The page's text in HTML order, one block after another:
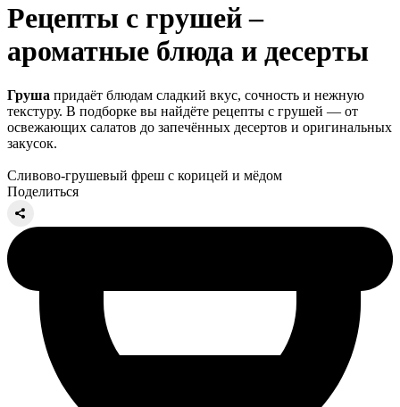
Рецепты с грушей –
ароматные блюда и десерты
Груша придаёт блюдам сладкий вкус, сочность и нежную
текстуру. В подборке вы найдёте рецепты с грушей — от
освежающих салатов до запечённых десертов и оригинальных
закусок.
Сливово-грушевый фреш с корицей и мёдом
Поделиться